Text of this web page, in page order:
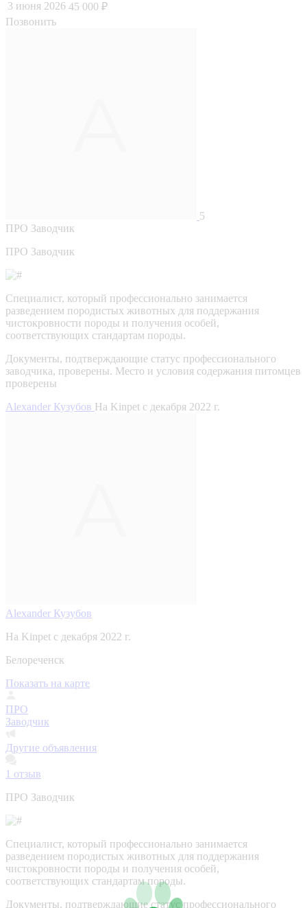
3 июня 2026 45 000 ₽
Позвонить
5
ПРО Заводчик
ПРО Заводчик
Специалист, который профессионально занимается
разведением породистых животных для поддержания
чистокровности породы и получения особей,
соответствующих стандартам породы.
Документы, подтверждающие статус профессионального
заводчика, проверены. Место и условия содержания питомцев
проверены
Alexander Кузубов На Kinpet c декабря 2022 г.
Alexander Кузубов
На Kinpet c декабря 2022 г.
Белореченск
Показать на карте
ПРО
Заводчик
Другие объявления
1 отзыв
ПРО Заводчик
Специалист, который профессионально занимается
разведением породистых животных для поддержания
чистокровности породы и получения особей,
соответствующих стандартам породы.
Документы, подтверждающие статус профессионального